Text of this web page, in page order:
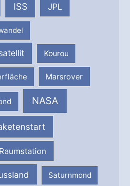
ISS JPL
Kourou
Marsrover
NASA
Raumstation
Saturnmond